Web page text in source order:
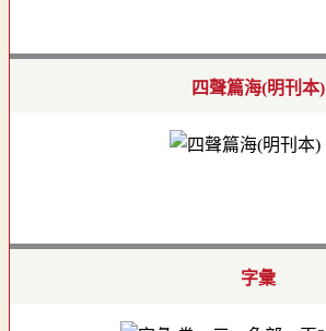
四聲篇海(明刊本)
字彙